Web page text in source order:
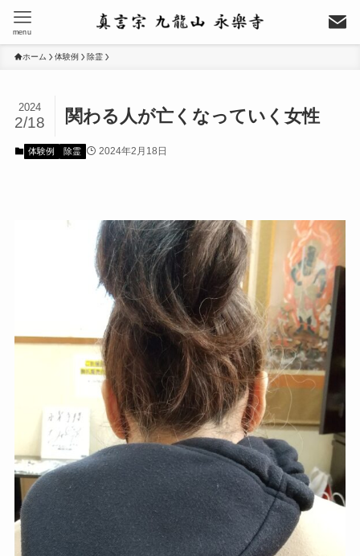
menu
ホーム 体験例 除霊
関わる人が亡くなっていく女性
2024
2/18
体験例 除霊 2024年2月18日